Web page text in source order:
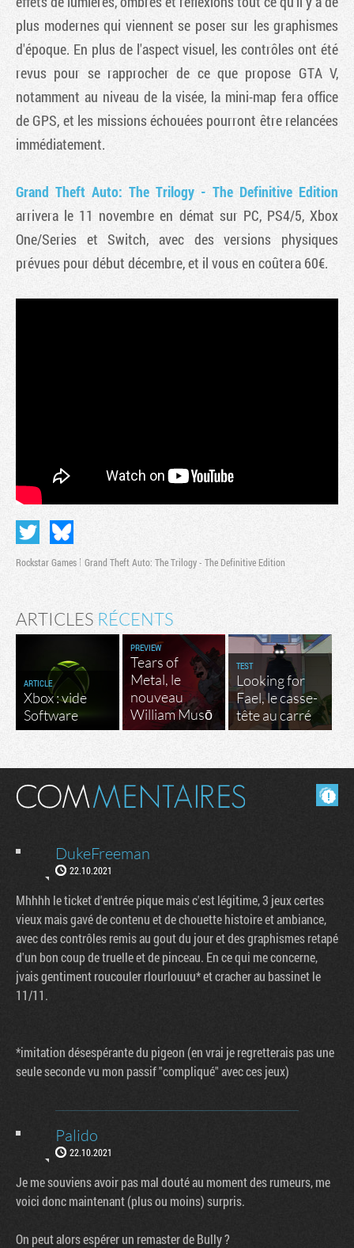
plus modernes qui viennent se poser sur les graphismes
d'époque. En plus de l'aspect visuel, les contrôles ont été
revus pour se rapprocher de ce que propose GTA V,
notamment au niveau de la visée, la mini-map fera office
de GPS, et les missions échouées pourront être relancées
immédiatement.
Grand Theft Auto: The Trilogy - The Definitive Edition
arrivera le 11 novembre en démat sur PC, PS4/5, Xbox
One/Series et Switch, avec des versions physiques
prévues pour début décembre, et il vous en coûtera 60€.
Rockstar Games Grand Theft Auto: The Trilogy - The Definitive Edition
ARTICLES RÉCENTS
ARTICLE
Xbox : vide
Software
PREVIEW
Tears of
Metal, le
nouveau
William Musō
TEST
Looking for
Fael, le casse-
tête au carré
Masquer les commentaires lus.
DukeFreeman
22.10.2021
Mhhhh le ticket d'entrée pique mais c'est légitime, 3 jeux certes
vieux mais gavé de contenu et de chouette histoire et ambiance,
avec des contrôles remis au gout du jour et des graphismes retapé
d'un bon coup de truelle et de pinceau. En ce qui me concerne,
jvais gentiment roucouler rlourlouuu* et cracher au bassinet le
11/11.
*imitation désespérante du pigeon (en vrai je regretterais pas une
seule seconde vu mon passif "compliqué" avec ces jeux)
Palido
22.10.2021
Je me souviens avoir pas mal douté au moment des rumeurs, me
voici donc maintenant (plus ou moins) surpris.
On peut alors espérer un remaster de Bully ?